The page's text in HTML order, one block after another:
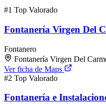
#1 Top Valorado
Fontanería Virgen Del
Fontanero
Fontanería Virgen Del
Ver ficha de Maps
#2 Top Valorado
Fontanería e